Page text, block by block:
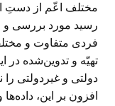
مختلف اعّم از دستِ
رسید مورد بررسی و
فردی متفاوت و
تهیّه و تدوین‌شده
دولتی و غیردولتی را
افزون بر این،